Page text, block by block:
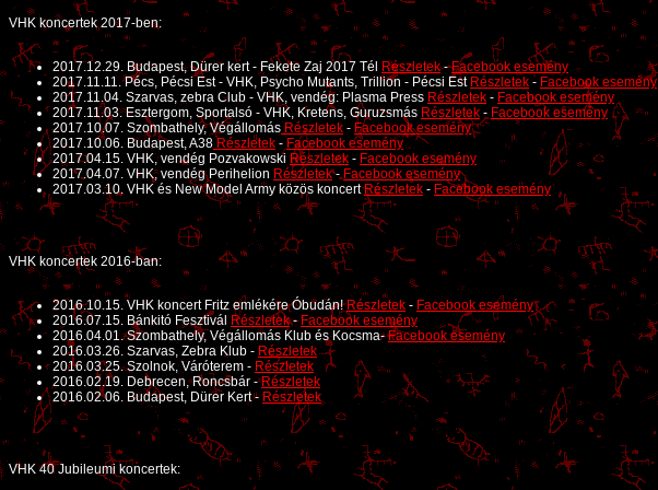
VHK koncertek 2017-ben:
2017.12.29. Budapest, Dürer kert - Fekete Zaj 2017 Tél Részletek-Facebook esemény
2017.11.11. Pécs, Pécsi Est - VHK, Psycho Mutants, Trillion - Pécsi Est Részletek - Facebook esemény
2017.11.04. Szarvas, zebra Club - VHK, vendég: Plasma Press Részletek - Facebook esemény
2017.11.03. Esztergom, Sportalsó - VHK, Kretens, Guruzsmás Részletek - Facebook esemény
2017.10.07. Szombathely, Végállomás Részletek - Facebook esemény
2017.10.06. Budapest, A38 Részletek - Facebook esemény
2017.04.15. VHK, vendég Pozvakowski Részletek - Facebook esemény
2017.04.07. VHK, vendég Perihelion Részletek-Facebook esemény
2017.03.10. VHK és New Model Army közös koncertRészletek - Facebook esemény
VHK koncertek 2016-ban:
2016.10.15. VHK koncert Fritz emlékére Óbudán!Részletek- Facebook esemény
2016.07.15. Bánkitó Fesztivál Részletek- Facebook esemény
2016.04.01. Szombathely, Végállomás Klub és Kocsma-Facebook esemény
2016.03.26. Szarvas, Zebra Klub - Részletek
2016.03.25. Szolnok, Váróterem - Részletek
2016.02.19. Debrecen, Roncsbár -Részletek
2016.02.06. Budapest, Dürer Kert - Részletek
VHK 40 Jubileumi koncertek: